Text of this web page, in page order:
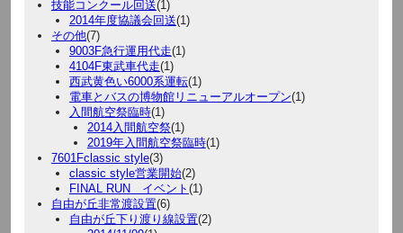
技能コンクール回送(1)
2014年度協議会回送(1)
その他(7)
9003F急行運用代走(1)
4104F東武車代走(1)
西武黄色い6000系運転(1)
電車とバスの博物館リニューアルオープン(1)
入間航空祭臨時(1)
2014入間航空祭(1)
2019年入間航空祭臨時(1)
7601Fclassic style(3)
classic style営業開始(2)
FINAL RUN イベント (1)
自由が丘非常渡設置(6)
自由が丘下り渡り線設置(2)